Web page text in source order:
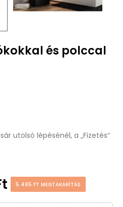
és polccal
utolsó lépésénél, a „Fizetés“
5 495 FT MEGTAKARÍTÁS